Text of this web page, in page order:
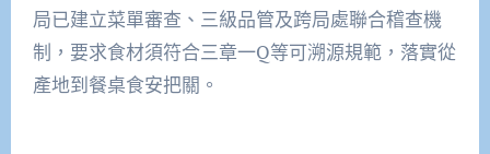
局已建立菜單審查、三級品管及跨局處聯合稽查機
制，要求食材須符合三章一Q等可溯源規範，落實從
產地到餐桌食安把關。